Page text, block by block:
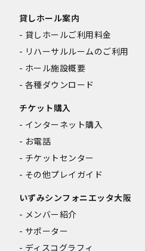
貸しホール案内
貸しホールご利用料金
リハーサルルームのご利用
ホール施設概要
各種ダウンロード
チケット購入
インターネット購入
お電話
チケットセンター
その他プレイガイド
いずみシンフォニエッタ大阪
メンバー紹介
サポーター
ディスコグラフィ